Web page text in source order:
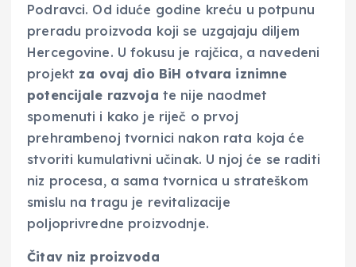
Podravci. Od iduće godine kreću u potpunu
preradu proizvoda koji se uzgajaju diljem
Hercegovine. U fokusu je rajčica, a navedeni
projekt za ovaj dio BiH otvara iznimne
potencijale razvoja te nije naodmet
spomenuti i kako je riječ o prvoj
prehrambenoj tvornici nakon rata koja će
stvoriti kumulativni učinak. U njoj će se raditi
niz procesa, a sama tvornica u strateškom
smislu na tragu je revitalizacije
poljoprivredne proizvodnje.
Čitav niz proizvoda